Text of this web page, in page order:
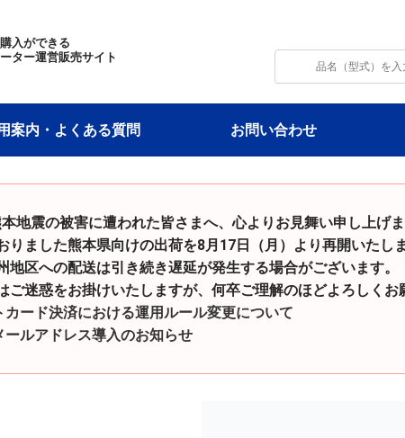
入ができる
ター運営販売サイト
案内・よくある質問 お問い合わせ
地震の被害に遭われた皆さまへ、心よりお見舞い申し上げま
熊本県向けの出荷を8月17日（月）より再開いたしま
配送は引き続き遅延が発生する場合がございます。
お掛けいたしますが、何卒ご理解のほどよろしくお願
カード決済における運用ルール変更について
ールアドレス導入のお知らせ